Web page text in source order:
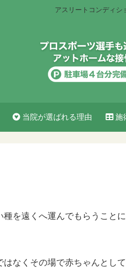
アスリートコンディシ
当院が選ばれる理由 施
を遠くへ運んでもらうこと
なくその場で赤ちゃんとし